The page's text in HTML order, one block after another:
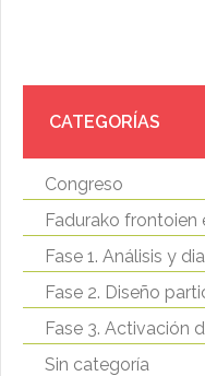
CATEGORÍAS
Congreso
Fadurako frontoien
Fase 1. Análisis y
Fase 2. Diseño
Fase 3. Activación
Sin categoría